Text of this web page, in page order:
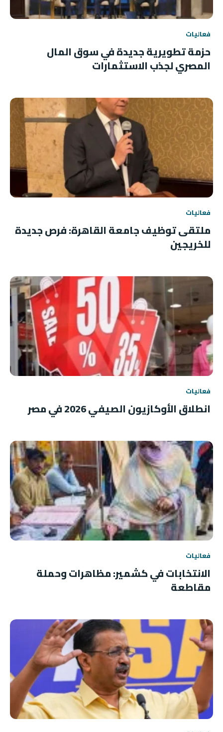
فعاليات
حزمة تطويرية جديدة في سوق المال
المصري لجذب الاستثمارات
فعاليات
ملتقى توظيف جامعة القاهرة: فرص جديدة
للخريجين
فعاليات
انطلاق الأوكازيون الصيفي 2026 في مصر
فعاليات
الانتخابات في كشمير: مظاهرات وحملة
مقاطعة